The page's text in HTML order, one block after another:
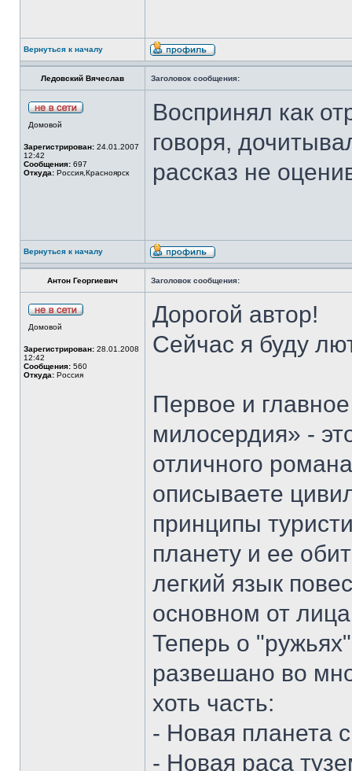
Вернуться к началу
Ледовский Вячеслав Заголовок сообщения:
Домовой
Зарегистрирован: 24.01.2007
12:42
Сообщения: 697
Откуда: Россия,Красноярск
Воспринял как
говоря,
рассказ не
Вернуться к началу
Антон Георгиевич Заголовок сообщения:
Домовой
Зарегистрирован: 28.01.2008
12:42
Сообщения: 560
Откуда: Россия
Дорогой автор!
Сейчас я буду
Первое и
милосердия» -
отличного
описываете
принципы
планету и ее
легкий язык
основном от
Теперь о
развешано во
хоть часть:
- Новая планета
- Новая раса